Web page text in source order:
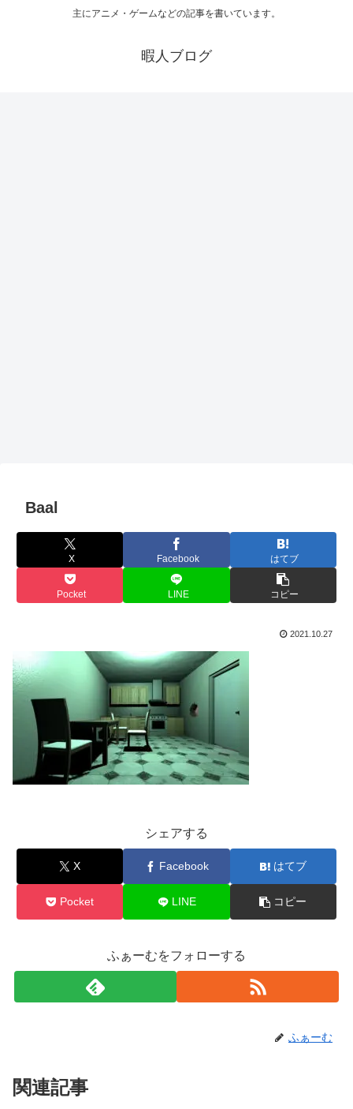
主にアニメ・ゲームなどの記事を書いています。
暇人ブログ
Baal
X Facebook はてブ
Pocket LINE コピー
2021.10.27
シェアする
X Facebook はてブ
Pocket LINE コピー
ふぁーむをフォローする
ふぁーむ
関連記事